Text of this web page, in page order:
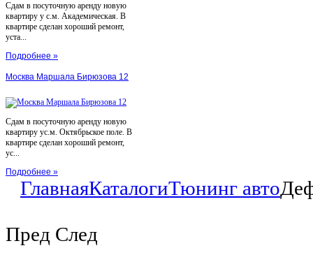
Сдам в посуточную аренду новую
квартиру у с.м. Академическая. В
квартире сделан хороший ремонт,
уста...
Подробнее »
Москва Маршала Бирюзова 12
Сдам в посуточную аренду новую
квартиру ус.м. Октябрьское поле. В
квартире сделан хороший ремонт,
ус...
Подробнее »
ГлавнаяКаталогиТюнинг авто
Пред След